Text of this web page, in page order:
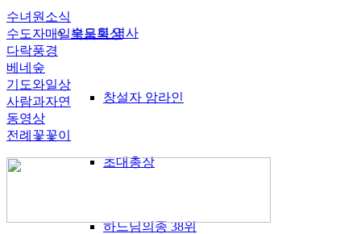
수도회 역사
창설자 암라인
초대총장
하느님의종 38위
수녀원소식
수도자매일복음묵상
다락풍경
베네숲
기도와일상
사람과자연
동영상
전례꽃꽃이